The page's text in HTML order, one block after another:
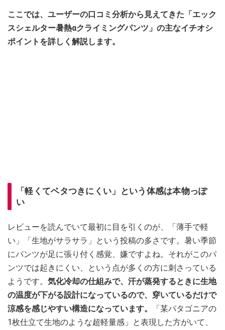
ここでは、ユーザーの口コミ分析から見えてきた「エック
スシェルター暑熱αクライミングパンツ」の主なイチオシ
ポイントを詳しく解説します。
「軽くてベタつきにくい」という体感は本物っぽ
い
レビューを読んでいて最初に目を引くのが、「薄手で軽
い」「生地がサラサラ」という投稿の多さです。暑い季節
にパンツが足に張り付く感覚、嫌ですよね。それがこのパ
ンツでは起きにくい、という点が多くの方に刺さっている
ようです。 気化冷却の仕組みで、汗が蒸発するときに生地
の温度が下がる設計になっているので、穿いているだけで
涼感を感じやすい構造になっています。
「某パタゴニアの
1枚仕立て生地のような超軽量感」と表現した方がいて、